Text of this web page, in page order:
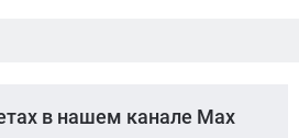
в нашем канале Max